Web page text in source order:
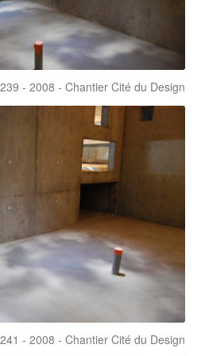
- 2008 - Chantier Cité du Design
- 2008 - Chantier Cité du Design